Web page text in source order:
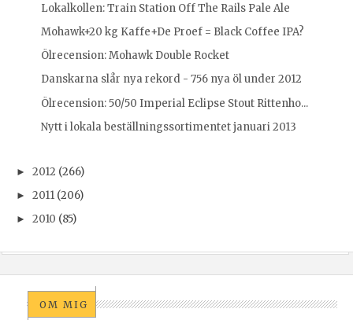
Lokalkollen: Train Station Off The Rails Pale Ale
Mohawk+20 kg Kaffe+De Proef = Black Coffee IPA?
Ölrecension: Mohawk Double Rocket
Danskarna slår nya rekord - 756 nya öl under 2012
Ölrecension: 50/50 Imperial Eclipse Stout Rittenho...
Nytt i lokala beställningssortimentet januari 2013
► 2012 (266)
► 2011 (206)
► 2010 (85)
OM MIG